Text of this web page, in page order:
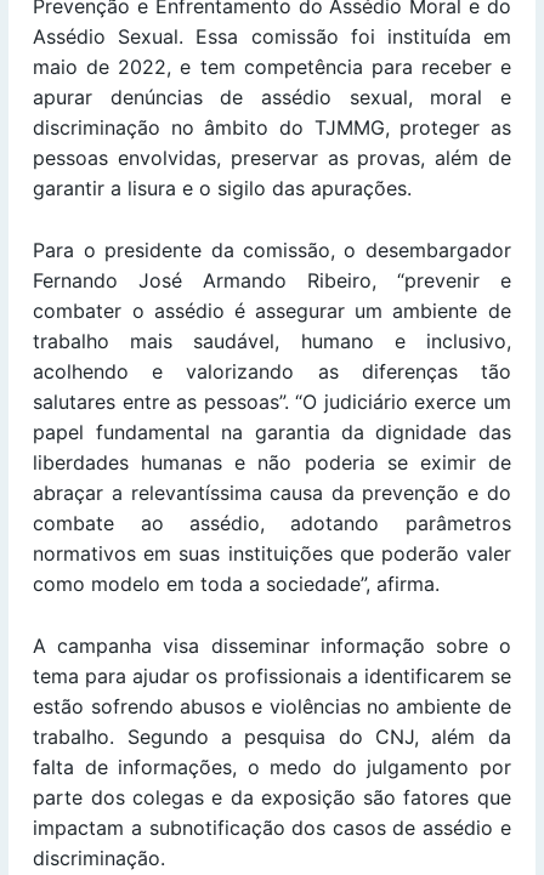
Prevenção e Enfrentamento do Assédio Moral e do
Assédio Sexual. Essa comissão foi instituída em
maio de 2022, e tem competência para receber e
apurar denúncias de assédio sexual, moral e
discriminação no âmbito do TJMMG, proteger as
pessoas envolvidas, preservar as provas, além de
garantir a lisura e o sigilo das apurações.
Para o presidente da comissão, o desembargador
Fernando José Armando Ribeiro, “prevenir e
combater o assédio é assegurar um ambiente de
trabalho mais saudável, humano e inclusivo,
acolhendo e valorizando as diferenças tão
salutares entre as pessoas”. “O judiciário exerce um
papel fundamental na garantia da dignidade das
liberdades humanas e não poderia se eximir de
abraçar a relevantíssima causa da prevenção e do
combate ao assédio, adotando parâmetros
normativos em suas instituições que poderão valer
como modelo em toda a sociedade”, afirma.
A campanha visa disseminar informação sobre o
tema para ajudar os profissionais a identificarem se
estão sofrendo abusos e violências no ambiente de
trabalho. Segundo a pesquisa do CNJ, além da
falta de informações, o medo do julgamento por
parte dos colegas e da exposição são fatores que
impactam a subnotificação dos casos de assédio e
discriminação.